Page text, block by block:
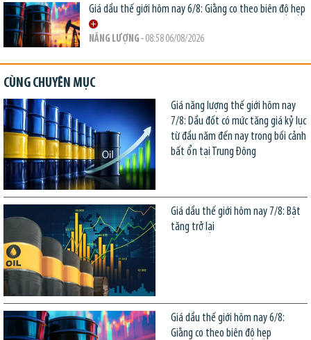
Giá dầu thế giới hôm nay 6/8: Giằng co theo biên độ hẹp
NĂNG LƯỢNG - 08:58 06/08/2026
CÙNG CHUYÊN MỤC
Giá năng lượng thế giới hôm nay
7/8: Dầu đốt có mức tăng giá kỷ lục
từ đầu năm đến nay trong bối cảnh
bất ổn tại Trung Đông
Giá dầu thế giới hôm nay 7/8: Bật
tăng trở lại
Giá dầu thế giới hôm nay 6/8:
Giằng co theo biên độ hẹp